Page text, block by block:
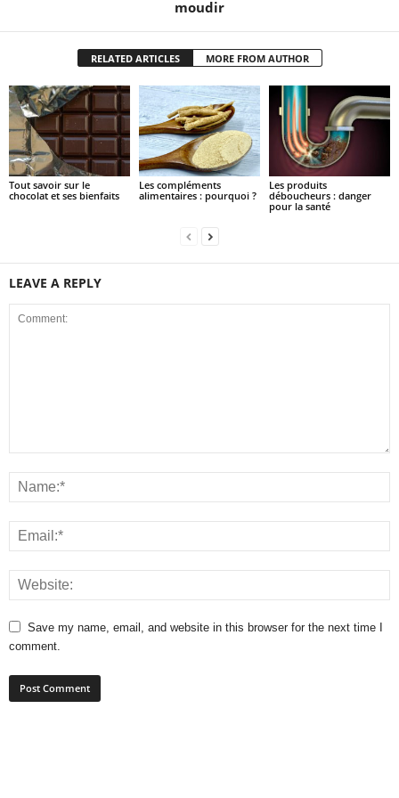
moudir
RELATED ARTICLES MORE FROM AUTHOR
Tout savoir sur le
chocolat et ses bienfaits
Les compléments
alimentaires : pourquoi ?
Les produits
déboucheurs : danger
pour la santé
LEAVE A REPLY
Save my name, email, and website in this browser for the next time I
comment.